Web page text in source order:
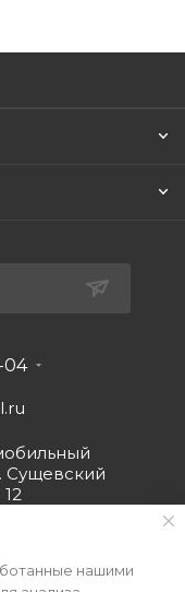
04
Сущевский
нашими